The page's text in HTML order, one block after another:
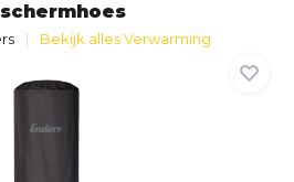
Bekijk alles Verwarming